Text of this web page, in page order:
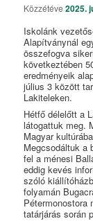
Közzétéve2025.
Iskolánk
Alapítványnál
összefogva
következtében
eredményeik
július 3 között
Lakiteleken.
Hétfő délelőtt a
látogattuk meg.
Magyar
Megcsodáltuk a
fel a ménesi
eddig kevés
szóló
folyamán
Pétermonostora
tatárjárás során